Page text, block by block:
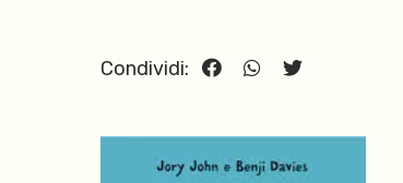
Condividi: